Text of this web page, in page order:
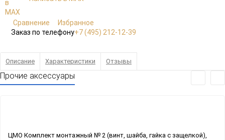
Сравнение
Избранное
Заказ по телефону+7 (495) 212-12-39
Описание Характеристики Отзывы
Прочие аксессуары
ЦМО Комплект монтажный № 2 (винт, шайба, гайка с защелкой),